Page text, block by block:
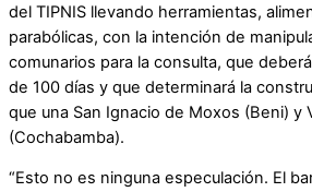
del TIPNIS llevando herramientas,
parabólicas, con la intención de
comunarios para la consulta, que
de 100 días y que determinará la
que una San Ignacio de Moxos (Beni) y
(Cochabamba).
“Esto no es ninguna especulación. El